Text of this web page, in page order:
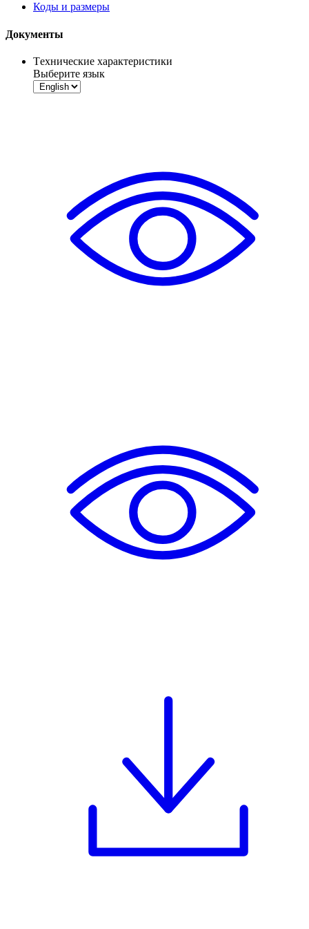
Коды и размеры
Документы
Tехнические характеристики
Выберите язык